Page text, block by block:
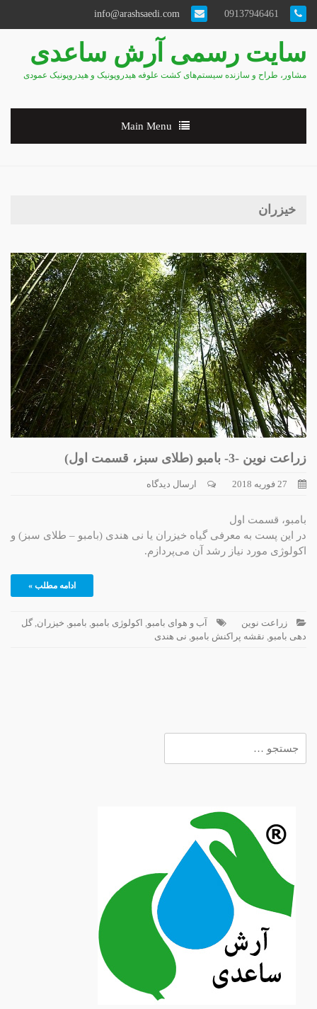
سایت رسمی آرش ساعدی
مشاور، طراح و سازنده سیستم‌های کشت علوفه هیدروپونیک و هیدروپونیک عمودی
Main Menu
خیزران
زراعت نوین -3- بامبو (طلای سبز، قسمت اول)
27 فوریه 2018 ارسال دیدگاه
بامبو، قسمت اول
در این پست به معرفی گیاه خیزران یا نی هندی (بامبو – طلای سبز) و
اکولوژی مورد نیاز رشد آن می‌پردازم.
ادامه مطلب »
زراعت نوین آب و هوای بامبو, اکولوژی بامبو, بامبو, خیزران, گل
دهی بامبو, نقشه پراکنش بامبو, نی هندی
برای: